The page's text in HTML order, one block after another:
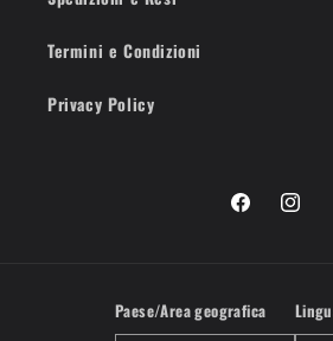
Termini e Condizioni
Privacy Policy
Facebook
Paese/Area geografica